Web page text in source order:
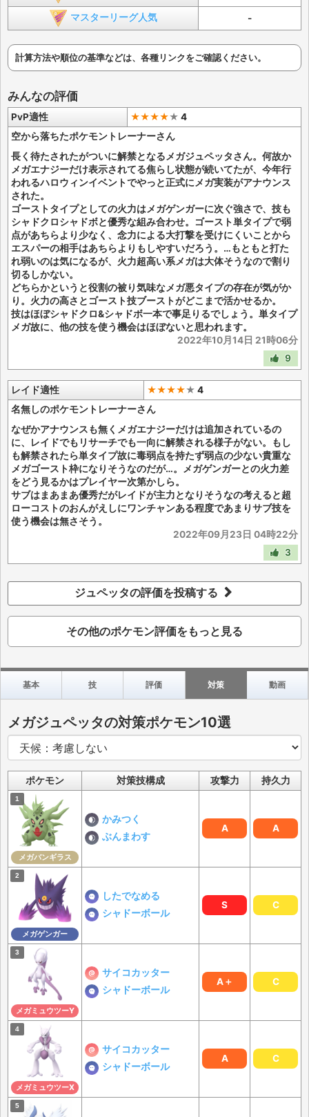
マスターリーグ人気 -
計算方法や順位の基準などは、各種リンクをご確認ください。
みんなの評価
PvP適性 ★★★★★ 4
空から落ちたポケモントレーナーさん
長く待たされたがついに解禁となるメガジュペッタさん。何故か
メガエナジーだけ表示されてる焦らし状態が続いてたが、今年行
われるハロウィンイベントでやっと正式にメガ実装がアナウンス
された。
ゴーストタイプとしての火力はメガゲンガーに次ぐ強さで、技も
シャドクロシャドボと優秀な組み合わせ。ゴースト単タイプで弱
点があちらより少なく、念力による大打撃を受けにくいことから
エスパーの相手はあちらよりもしやすいだろう。…もともと打た
れ弱いのは気になるが、火力超高い系メガは大体そうなので割り
切るしかない。
どちらかというと役割の被り気味なメガ悪タイプの存在が気がか
り。火力の高さとゴースト技ブーストがどこまで活かせるか。
技はほぼシャドクロ&シャドボ一本で事足りるでしょう。単タイプ
メガ故に、他の技を使う機会はほぼないと思われます。
2022年10月14日 21時06分
9
レイド適性 ★★★★★ 4
名無しのポケモントレーナーさん
なぜかアナウンスも無くメガエナジーだけは追加されているの
に、レイドでもリサーチでも一向に解禁される様子がない。もし
も解禁されたら単タイプ故に毒弱点を持たず弱点の少ない貴重な
メガゴースト枠になりそうなのだが…。メガゲンガーとの火力差
をどう見るかはプレイヤー次第かしら。
サブはまあまあ優秀だがレイドが主力となりそうなの考えると超
ローコストのおんがえしにワンチャンある程度であまりサブ技を
使う機会は無さそう。
2022年09月23日 04時22分
3
ジュペッタの評価を投稿する
その他のポケモン評価をもっと見る
基本 技 評価 対策 動画
メガジュペッタの対策ポケモン10選
ポケモン 対策技構成 攻撃力 持久力
メガバンギラス
かみつく
ぶんまわす
A A
メガゲンガー
したでなめる
シャドーボール
S C
メガミュウツーY
サイコカッター
シャドーボール
A＋ C
メガミュウツーX
サイコカッター
シャドーボール
A C